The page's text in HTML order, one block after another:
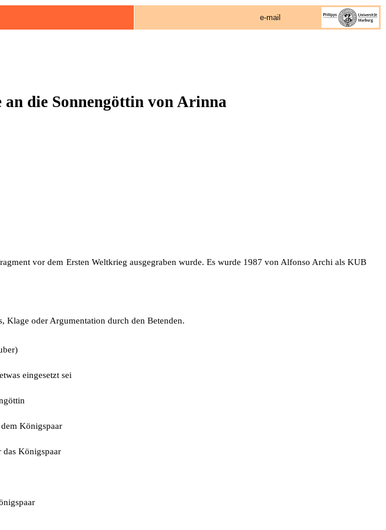
e-mail
an die Sonnengöttin von Arinna
vor dem Ersten Weltkrieg ausgegraben wurde. Es wurde 1987 von Alfonso Archi als KUB
Klage oder Argumentation durch den Betenden.
eingesetzt sei
Königspaar
Königspaar